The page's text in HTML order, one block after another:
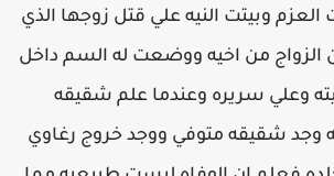
وبيتت النيه علي قتل زوجها الذي
الزواج من اخيه ووضعت له السم داخل
وعلي سريره وعندما علم شقيقه
وجد شقيقه متوفي ووجد خروج رغاوي